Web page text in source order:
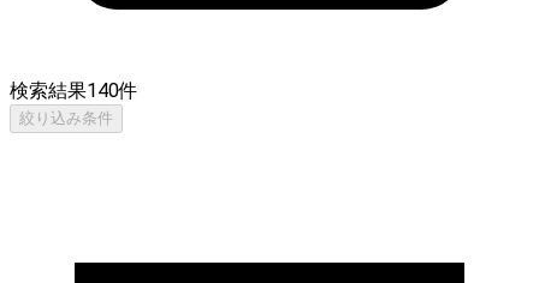
検索結果140件
絞り込み条件